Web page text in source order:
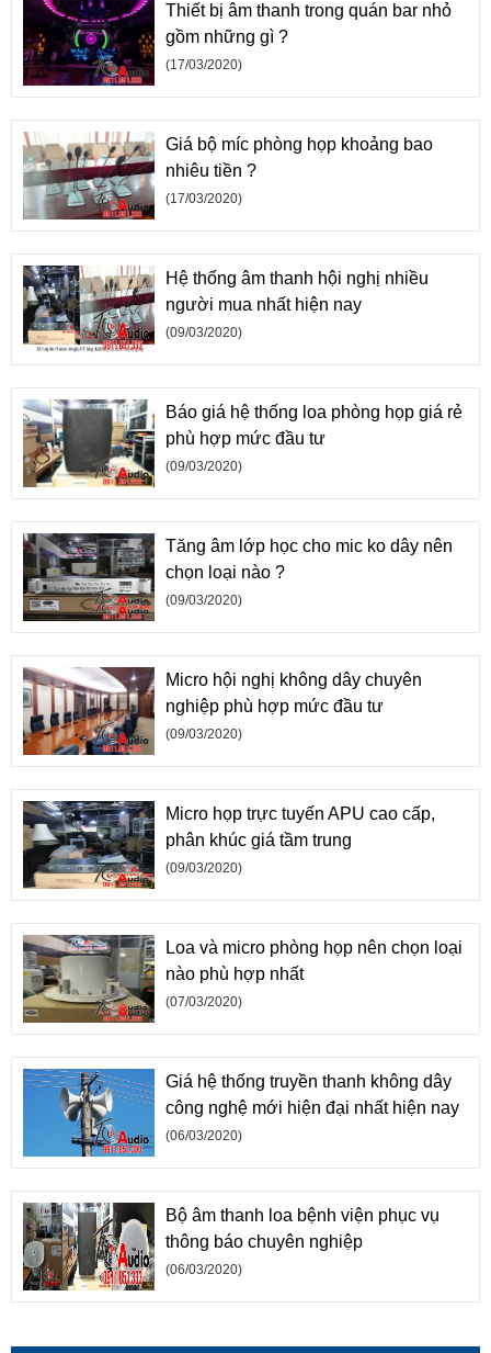
Thiết bị âm thanh trong quán bar nhỏ
gồm những gì ?
(17/03/2020)
Giá bộ míc phòng họp khoảng bao
nhiêu tiền ?
(17/03/2020)
Hệ thống âm thanh hội nghị nhiều
người mua nhất hiện nay
(09/03/2020)
Báo giá hệ thống loa phòng họp giá rẻ
phù hợp mức đầu tư
(09/03/2020)
Tăng âm lớp học cho mic ko dây nên
chọn loại nào ?
(09/03/2020)
Micro hội nghị không dây chuyên
nghiệp phù hợp mức đầu tư
(09/03/2020)
Micro họp trực tuyến APU cao cấp,
phân khúc giá tầm trung
(09/03/2020)
Loa và micro phòng họp nên chọn loại
nào phù hợp nhất
(07/03/2020)
Giá hệ thống truyền thanh không dây
công nghệ mới hiện đại nhất hiện nay
(06/03/2020)
Bộ âm thanh loa bệnh viện phục vụ
thông báo chuyên nghiệp
(06/03/2020)